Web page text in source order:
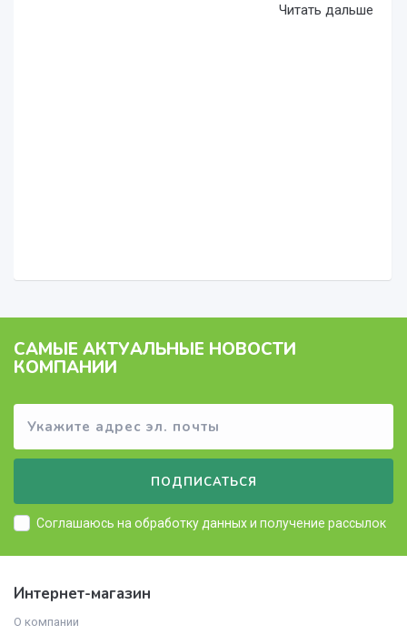
Читать дальше
САМЫЕ АКТУАЛЬНЫЕ НОВОСТИ
КОМПАНИИ
ПОДПИСАТЬСЯ
Соглашаюсь на обработку данныхи получение рассылок
Интернет-магазин
О компании